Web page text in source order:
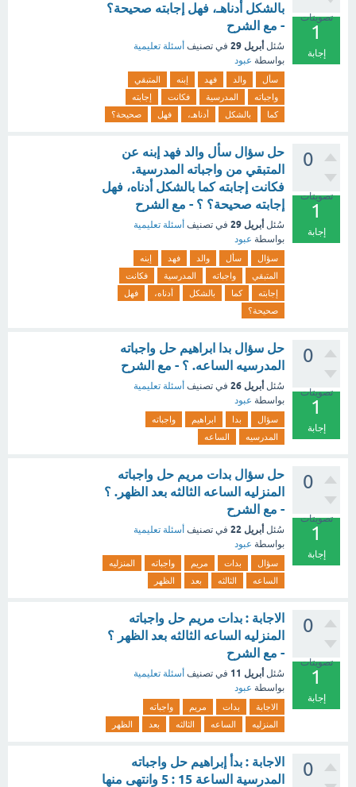
تصويتات
1
إجابة
بالشكل أدناهـ، فهل إجابته صحيحة؟
- مع الشرح
سُئل أبريل 29 في تصنيف أسئلة تعليمية
بواسطة عبود
سأل والد فهد إبنه
المتبقي
واجباته
المدرسية فكانت
إجابته
كما
بالشكل أدناهـ، فهل صحيحة؟
0
تصويتات
1
إجابة
حل سؤال سأل والد فهد إبنه عن
المتبقي من واجباته المدرسية.
فكانت إجابته كما بالشكل أدناه، فهل
إجابته صحيحة؟ ؟ - مع الشرح
سُئل أبريل 29 في تصنيف أسئلة تعليمية
بواسطة عبود
سؤال سأل والد فهد
إبنه
المتبقي
واجباته المدرسية
فكانت
إجابته
كما بالشكل أدناه،
فهل
صحيحة؟
0
تصويتات
1
إجابة
حل سؤال بدا ابراهيم حل واجباته
المدرسيه الساعه. ؟ - مع الشرح
سُئل أبريل 26 في تصنيف أسئلة تعليمية
بواسطة عبود
سؤال بدا ابراهيم
واجباته
المدرسيه
الساعه
0
تصويتات
1
إجابة
حل سؤال بدات مريم حل واجباته
المنزليه الساعه الثالثه بعد الظهر. ؟
- مع الشرح
سُئل أبريل 22 في تصنيف أسئلة تعليمية
بواسطة عبود
سؤال بدات مريم واجباته
المنزليه
الساعه
الثالثه بعد الظهر
0
تصويتات
1
إجابة
الاجابة : بدات مريم حل واجباته
المنزليه الساعه الثالثه بعد الظهر ؟
- مع الشرح
سُئل أبريل 11 في تصنيف أسئلة تعليمية
بواسطة عبود
الاجابة بدات مريم
واجباته
المنزليه
الساعه الثالثه بعد الظهر
0
الاجابة : بدأ إبراهيم حل واجباته
المدرسية الساعة 15 : 5 وانتهى منها